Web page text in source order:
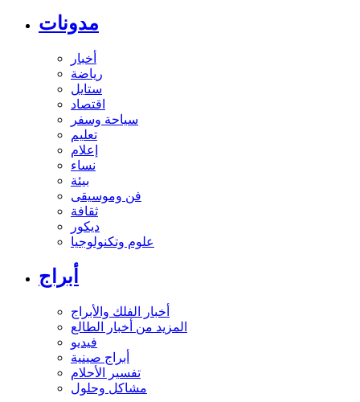
مدونات
أخبار
رياضة
ستايل
اقتصاد
سياحة وسفر
تعليم
إعلام
نساء
بيئة
فن وموسيقى
ثقافة
ديكور
علوم وتكنولوجيا
أبراج
أخبار الفلك والأبراج
المزيد من أخبار الطالع
فيديو
أبراج صينية
تفسير الأحلام
مشاكل وحلول